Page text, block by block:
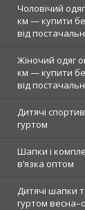
Чоловічий
км — купити
від
Жіночий одяг
км — купити
від
Дитячі
гуртом
Шапки і
в’язка оптом
Дитячі шапки
гуртом